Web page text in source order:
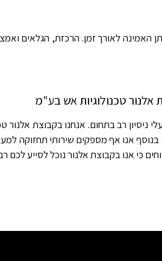
לאורך זמן. הרכזת, הגלאים
טכנולוגיות אש בע"מ
רב בתחום. אנחנו בקבוצת אלנור
כי אנו בקבוצת אלנור נוכל לסייע